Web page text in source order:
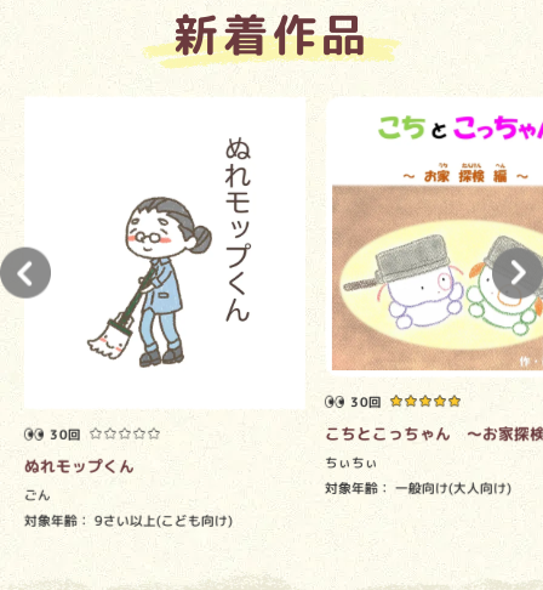
新着作品
30回
ぬれモップくん
ごん
対象年齢： 9さい以上(こども向け)
30回
こちとこっちゃん ～お家探
ちぃちぃ
対象年齢： 一般向け(大人向け)